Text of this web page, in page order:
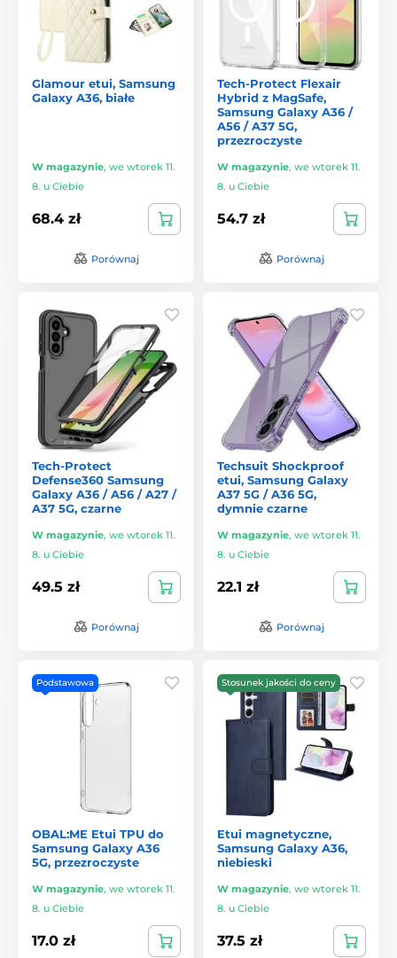
Glamour etui, Samsung
Galaxy A36, białe
W magazynie, we wtorek 11.
8. u Ciebie
68.4 zł
Porównaj
Tech-Protect Flexair
Hybrid z MagSafe,
Samsung Galaxy A36 /
A56 / A37 5G,
przezroczyste
W magazynie, we wtorek 11.
8. u Ciebie
54.7 zł
Porównaj
Tech-Protect
Defense360 Samsung
Galaxy A36 / A56 / A27 /
A37 5G, czarne
W magazynie, we wtorek 11.
8. u Ciebie
49.5 zł
Porównaj
Techsuit Shockproof
etui, Samsung Galaxy
A37 5G / A36 5G,
dymnie czarne
W magazynie, we wtorek 11.
8. u Ciebie
22.1 zł
Porównaj
Podstawowa
OBAL:ME Etui TPU do
Samsung Galaxy A36
5G, przezroczyste
W magazynie, we wtorek 11.
8. u Ciebie
17.0 zł
Stosunek jakości do ceny
Etui magnetyczne,
Samsung Galaxy A36,
niebieski
W magazynie, we wtorek 11.
8. u Ciebie
37.5 zł